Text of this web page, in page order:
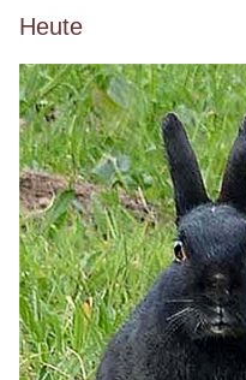
Seitenleiste
Heute